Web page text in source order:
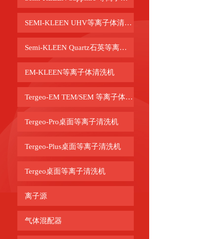
SEMI-KLEEN UHV等离子体清洗机
Semi-KLEEN Quartz石英等离子体清洗机
EM-KLEEN等离子体清洗机
Tergeo-EM TEM/SEM 等离子体清洗机
Tergeo-Pro桌面等离子清洗机
Tergeo-Plus桌面等离子清洗机
Tergeo桌面等离子清洗机
离子源
气体混配器